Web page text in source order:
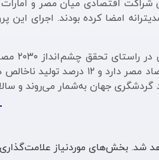
امضا کرده بودند. اجرای این
گردشگری نقش حیاتی در
جهان به‌شمار می‌روند و
شد. بخش‌های موردنیاز